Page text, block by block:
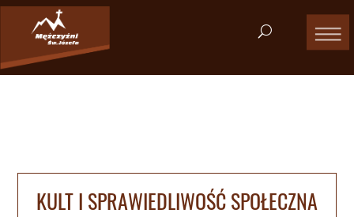
KULT I SPRAWIEDLIWOŚĆ SPOŁECZNA